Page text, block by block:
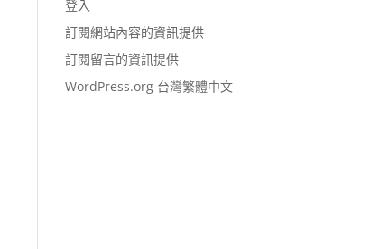
登入
訂閱網站內容的資訊提供
訂閱留言的資訊提供
WordPress.org 台灣繁體中文